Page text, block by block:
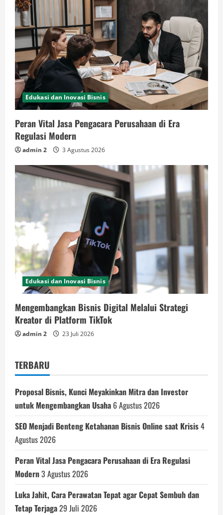
Edukasi dan Inovasi Bisnis
Peran Vital Jasa Pengacara Perusahaan di Era
Regulasi Modern
admin 2 3 Agustus 2026
Edukasi dan Inovasi Bisnis
Mengembangkan Bisnis Digital Melalui Strategi
Kreator di Platform TikTok
admin 2 23 Juli 2026
TERBARU
Proposal Bisnis, Kunci Meyakinkan Mitra dan Investor
untuk Mengembangkan Usaha 6 Agustus 2026
SEO Menjadi Benteng Ketahanan Bisnis Online saat Krisis4
Agustus 2026
Peran Vital Jasa Pengacara Perusahaan di Era Regulasi
Modern3 Agustus 2026
Luka Jahit, Cara Perawatan Tepat agar Cepat Sembuh dan
Tetap Terjaga29 Juli 2026